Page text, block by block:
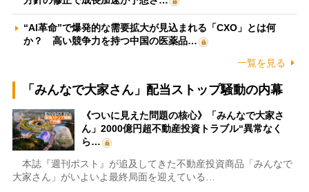
“AI革命”で爆発的な需要拡大が見込まれる「CXO」とは何
か？ 高い競争力を持つ中国の医薬品…
一覧を見る
「みんなで大家さん」配当ストップ騒動の内幕
《ついに見えた問題の核心》「みんなで大家さ
ん」2000億円超不動産投資トラブル“異常なく
ら…
本誌『週刊ポスト』が追及してきた不動産投資商品「みんなで
大家さん」がいよいよ最終局面を迎えている…